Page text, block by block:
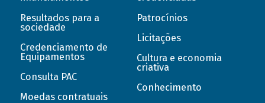
Resultados para a
sociedade
Credenciamento de
Equipamentos
Consulta PAC
Moedas contratuais
Patrocínios
Licitações
Cultura e economia
criativa
Conhecimento